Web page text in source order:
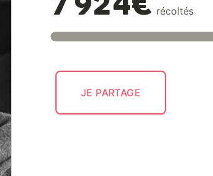
7 924€ récoltés
JE PARTAGE